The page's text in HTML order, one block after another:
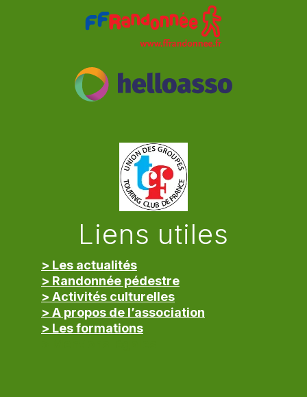
Liens utiles
> Les actualités
> Randonnée pédestre
> Activités culturelles
> A propos de l’association
> Les formations